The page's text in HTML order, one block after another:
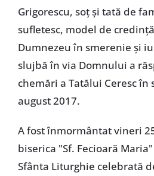
Grigorescu, soț și tată de
sufletesc, model de
Dumnezeu în smerenie și
slujbă în via Domnului a
chemări a Tatălui Ceresc în
august 2017.
A fost înmormântat vineri
biserica "Sf. Fecioară
Sfânta Liturghie celebrată